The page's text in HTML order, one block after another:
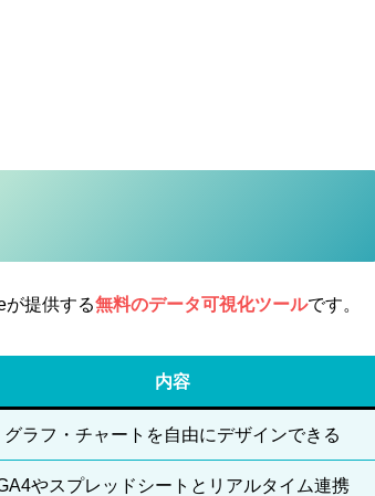
が提供する無料のデータ可視化ツールです。
内容
グラフ・チャートを自由にデザインできる
やスプレッドシートとリアルタイム連携